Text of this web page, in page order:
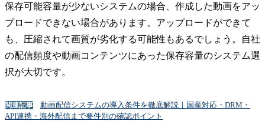
保存可能容量が少ないシステムの場合、作成した動画をアッ
プロードできない場合があります。アップロードができて
も、圧縮されて画質が劣化する可能性もあるでしょう。自社
の配信頻度や動画コンテンツにあった保存容量のシステム選
択が大切です。
関連記事
動画配信システムの導入条件を徹底解説｜国産対応・DRM・
API連携・海外配信まで要件別の確認ポイント